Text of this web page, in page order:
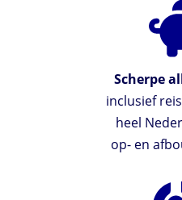
Scherpe
inclusief
heel
op- en